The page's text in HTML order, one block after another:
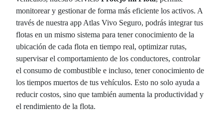
monitorear y gestionar de forma más eficiente los activos. A
través de nuestra app Atlas Vivo Seguro, podrás integrar tus
flotas en un mismo sistema para tener conocimiento de la
ubicación de cada flota en tiempo real, optimizar rutas,
supervisar el comportamiento de los conductores, controlar
el consumo de combustible e incluso, tener conocimiento de
los tiempos muertos de tus vehículos. Esto no solo ayuda a
reducir costos, sino que también aumenta la productividad y
el rendimiento de la flota.